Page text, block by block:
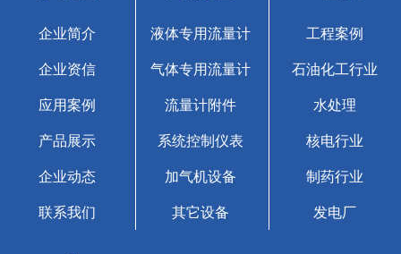
企业简介
企业资信
应用案例
产品展示
企业动态
联系我们
液体专用流量计
气体专用流量计
流量计附件
系统控制仪表
加气机设备
其它设备
工程案例
石油化工行业
水处理
核电行业
制药行业
发电厂